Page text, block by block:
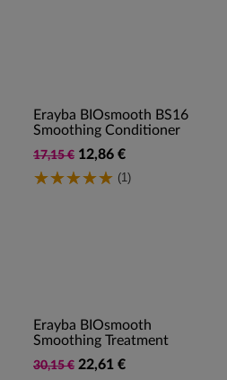
Erayba BIOsmooth BS16
Smoothing Conditioner
17,15 € 12,86 €
(1)
Erayba BIOsmooth
Smoothing Treatment
30,15 € 22,61 €